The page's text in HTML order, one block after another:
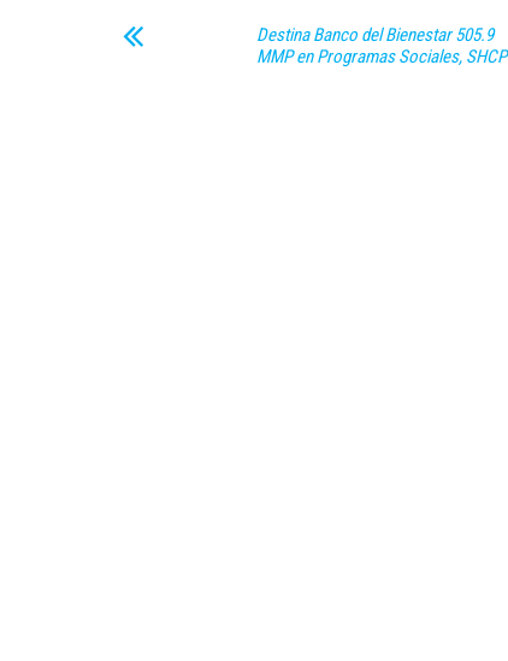
Destina Banco del Bienestar 505.9
MMP en Programas Sociales, SHCP